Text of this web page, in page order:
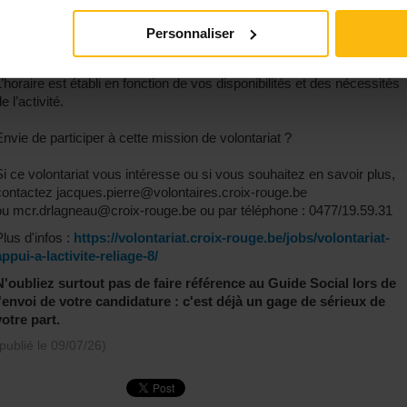
Personnaliser
Croix-Rouge Docteur Lagneau, Rue de l’Our 2 – 6852 Opont.
est établi en fonction de vos disponibilités et des nécessités
l’activité.
de participer à cette mission de volontariat ?
ce volontariat vous intéresse ou si vous souhaitez en savoir plus,
jacques.pierre@volontaires.croix-rouge.be
mcr.drlagneau@croix-rouge.be ou par téléphone : 0477/19.59.31
d'infos : https://volontariat.croix-rouge.be/jobs/volontariat-
a-lactivite-reliage-8/
surtout pas de faire référence au Guide Social lors de
de votre candidature : c'est déjà un gage de sérieux de
part.
le 09/07/26